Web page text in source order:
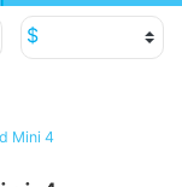
Mini 4